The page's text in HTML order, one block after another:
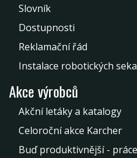
Slovník
Dostupnosti
Reklamační řád
Instalace robotických
Akce výrobců
Akční letáky a katalogy
Celoroční akce Karcher
Buď produktivnější -